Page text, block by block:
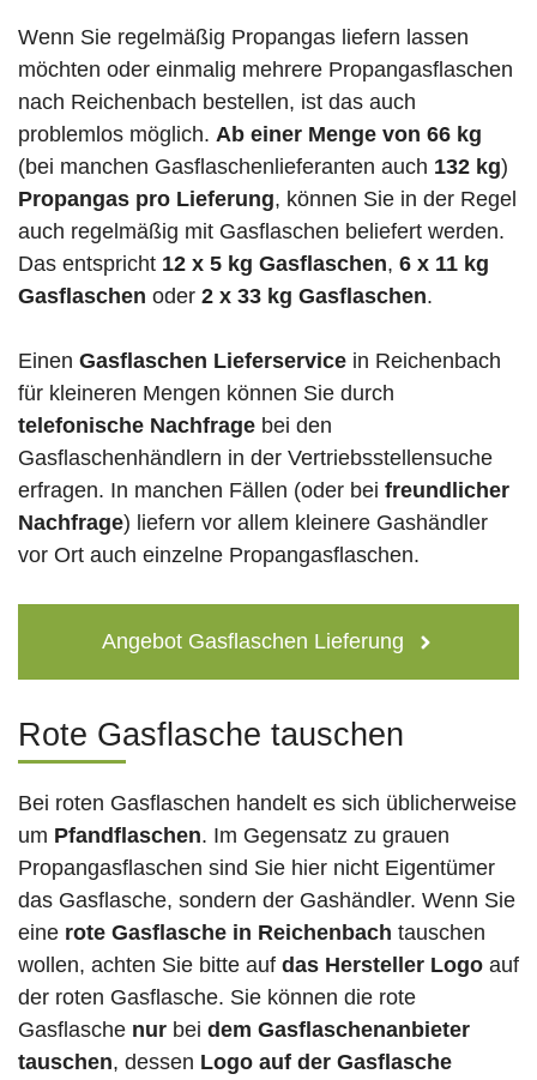
Wenn Sie regelmäßig Propangas liefern lassen
möchten oder einmalig mehrere Propangasflaschen
nach Reichenbach bestellen, ist das auch
problemlos möglich. Ab einer Menge von 66 kg
(bei manchen Gasflaschenlieferanten auch 132 kg)
Propangas pro Lieferung, können Sie in der Regel
auch regelmäßig mit Gasflaschen beliefert werden.
Das entspricht 12 x 5 kg Gasflaschen, 6 x 11 kg
Gasflaschen oder 2 x 33 kg Gasflaschen.
Einen Gasflaschen Lieferservice in Reichenbach
für kleineren Mengen können Sie durch
telefonische Nachfrage bei den
Gasflaschenhändlern in der Vertriebsstellensuche
erfragen. In manchen Fällen (oder bei freundlicher
Nachfrage) liefern vor allem kleinere Gashändler
vor Ort auch einzelne Propangasflaschen.
Angebot Gasflaschen Lieferung
Rote Gasflasche tauschen
Bei roten Gasflaschen handelt es sich üblicherweise
um Pfandflaschen. Im Gegensatz zu grauen
Propangasflaschen sind Sie hier nicht Eigentümer
das Gasflasche, sondern der Gashändler. Wenn Sie
eine rote Gasflasche in Reichenbach tauschen
wollen, achten Sie bitte auf das Hersteller Logo auf
der roten Gasflasche. Sie können die rote
Gasflasche nur bei dem Gasflaschenanbieter
tauschen, dessen Logo auf der Gasflasche